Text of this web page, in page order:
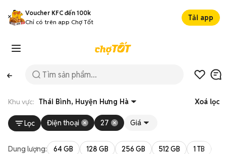
Voucher KFC đến 100k
Chỉ có trên app Chợ Tốt
Tải app
Khu vực: Thái Bình, Huyện Hưng Hà Xoá lọc
Lọc Điện thoại 27 Giá
Dung lượng: 64 GB 128 GB 256 GB 512 GB 1 TB